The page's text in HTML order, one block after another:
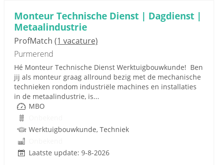
Monteur Technische Dienst | Dagdienst |
Metaalindustrie
ProfMatch (1 vacature)
Purmerend
Hé Monteur Technische Dienst Werktuigbouwkunde! Ben
jij als monteur graag allround bezig met de mechanische
technieken rondom industriële machines en installaties
in de metaalindustrie, is...
MBO
Werktuigbouwkunde, Techniek
Laatste update: 9-8-2026